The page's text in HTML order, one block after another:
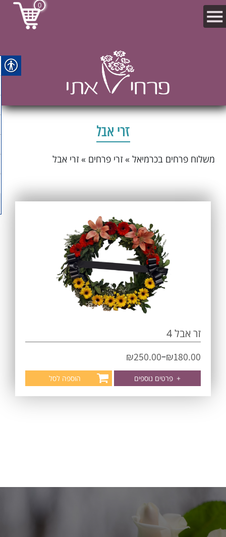
0
זרי אבל
משלוח פרחים בכרמיאל »זרי פרחים »זרי אבל
זר אבל 4
₪180.00
–
₪250.00
+ פרטים נוספים הוספה לסל